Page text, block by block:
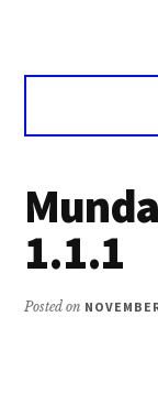
Voice
Vivekananda
1.1.1
Posted on